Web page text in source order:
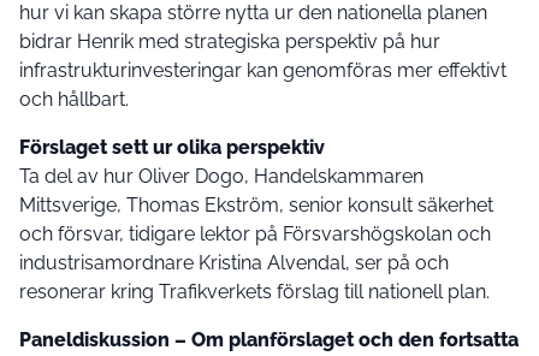
hur vi kan skapa större nytta ur den nationella planen
bidrar Henrik med strategiska perspektiv på hur
infrastrukturinvesteringar kan genomföras mer effektivt
och hållbart.
Förslaget sett ur olika perspektiv
Ta del av hur Oliver Dogo, Handelskammaren
Mittsverige, Thomas Ekström, senior konsult säkerhet
och försvar, tidigare lektor på Försvarshögskolan och
industrisamordnare Kristina Alvendal, ser på och
resonerar kring Trafikverkets förslag till nationell plan.
Paneldiskussion – Om planförslaget och den fortsatta